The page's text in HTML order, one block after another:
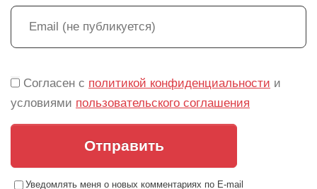
Согласен с политикой конфиденциальности и
условиями пользовательского соглашения
Отправить
Уведомлять меня о новых комментариях по E-mail